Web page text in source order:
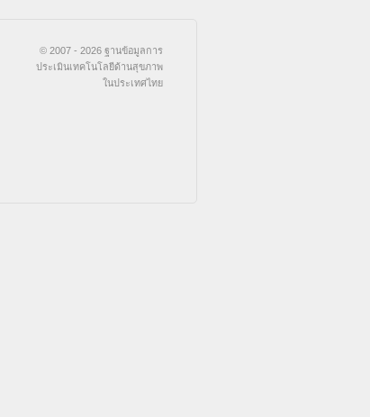
© 2007 - 2026 ฐานข้อมูลการ
ประเมินเทคโนโลยีด้านสุขภาพ
ในประเทศไทย